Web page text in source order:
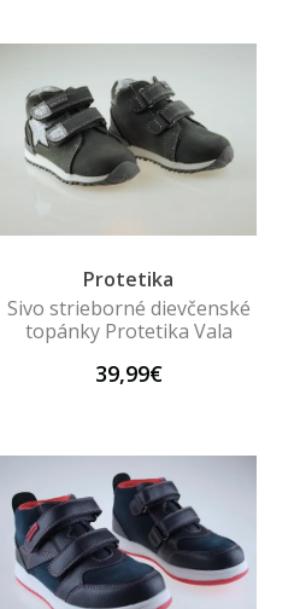
Protetika
Sivo strieborné dievčenské
topánky Protetika Vala
39,99€